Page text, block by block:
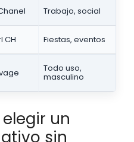
Trabajo, social
CH Fiestas, eventos
Todo uso,
masculino
un
sin